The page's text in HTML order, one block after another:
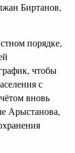
Биртанов,
порядке,
чтобы
с
вновь
Арыстанова,